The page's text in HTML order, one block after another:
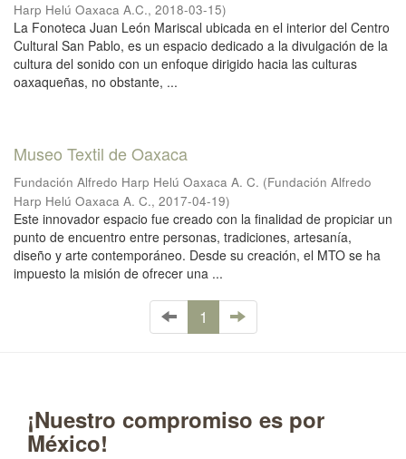
Harp Helú Oaxaca A.C., 2018-03-15)
La Fonoteca Juan León Mariscal ubicada en el interior del Centro
Cultural San Pablo, es un espacio dedicado a la divulgación de la
cultura del sonido con un enfoque dirigido hacia las culturas
oaxaqueñas, no obstante, ...
Museo Textil de Oaxaca
Fundación Alfredo Harp Helú Oaxaca A. C. (Fundación Alfredo
Harp Helú Oaxaca A. C., 2017-04-19)
Este innovador espacio fue creado con la finalidad de propiciar un
punto de encuentro entre personas, tradiciones, artesanía,
diseño y arte contemporáneo. Desde su creación, el MTO se ha
impuesto la misión de ofrecer una ...
1
¡Nuestro compromiso es por
México!